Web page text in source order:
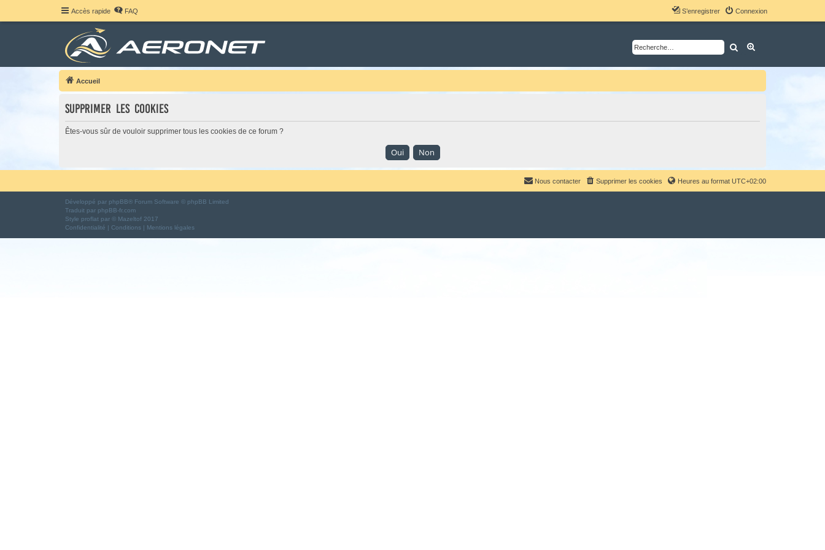
Accès rapide FAQ Connexion
S’enregistrer
Rechercher
Accueil
Supprimer les cookies
Êtes-vous sûr de vouloir supprimer tous les cookies de ce forum ?
Heures au format UTC+02:00
Supprimer les cookies
Nous contacter
Développé par phpBB® Forum Software © phpBB Limited
Traduit par phpBB-fr.com
Style proflat par © Mazeltof 2017
Confidentialité | Conditions | Mentions légales